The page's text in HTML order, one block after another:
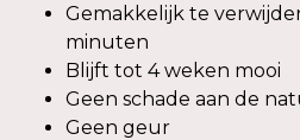
Gemakkelijk te
minuten
Blijft tot 4 weken mooi
Geen schade aan de
Geen geur